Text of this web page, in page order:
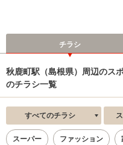
チラシ
秋鹿町駅（島根県）周辺のス
のチラシ一覧
すべてのチラシ
スーパー ファッション